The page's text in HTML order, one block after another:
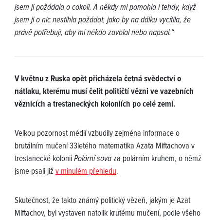
jsem ji požádala o cokoli. A někdy mi pomohla i tehdy, když
jsem ji o nic nestihla požádat, jako by na dálku vycítila, že
právě potřebuji, aby mi někdo zavolal nebo napsal.“
V květnu z Ruska opět přicházela četná svědectví o
nátlaku, kterému musí čelit političtí vězni ve vazebních
věznicích a trestaneckých koloniích po celé zemi.
Velkou pozornost médií vzbudily zejména informace o
brutálním mučení 33letého matematika Azata Miftachova v
trestanecké koloniiPolární sovaza polárním kruhem, o němž
jsme psali již v minulém přehledu.
Skutečnost, že takto známý politický vězeň, jakým je Azat
Miftachov, byl vystaven natolik krutému mučení, podle všeho